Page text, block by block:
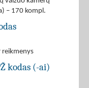
– 170 kompl.
reikmenys
kodas (-ai)